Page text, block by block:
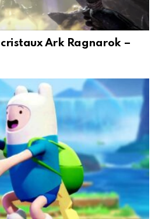
cristaux Ark Ragnarok –